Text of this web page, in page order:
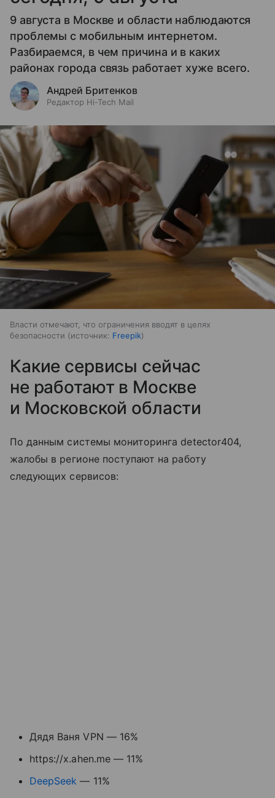
9 августа в Москве и области наблюдаются
проблемы с мобильным интернетом.
Разбираемся, в чем причина и в каких
районах города связь работает хуже всего.
Андрей Бритенков
Редактор Hi-Tech Mail
Власти отмечают, что ограничения вводят в целях
безопасности
источник: Freepik
Какие сервисы сейчас
не работают в Москве
и Московской области
По данным системы мониторинга detector404,
жалобы в регионе поступают на работу
следующих сервисов:
Дядя Ваня VPN — 16%
https://x.ahen.me — 11%
DeepSeek — 11%